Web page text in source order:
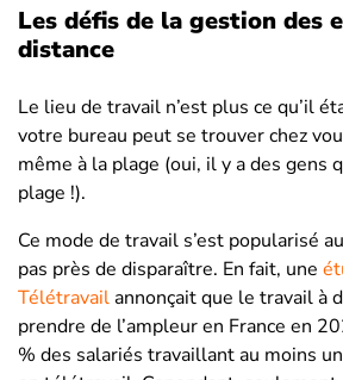
Les défis de la gestion des
distance
Le lieu de travail n’est plus ce qu’il
votre bureau peut se trouver chez
même à la plage (oui, il y a des gens
plage !).
Ce mode de travail s’est popularisé
pas près de disparaître. En fait, une
Télétravailannonçait que le travail à
prendre de l’ampleur en France en
% des salariés travaillant au moins